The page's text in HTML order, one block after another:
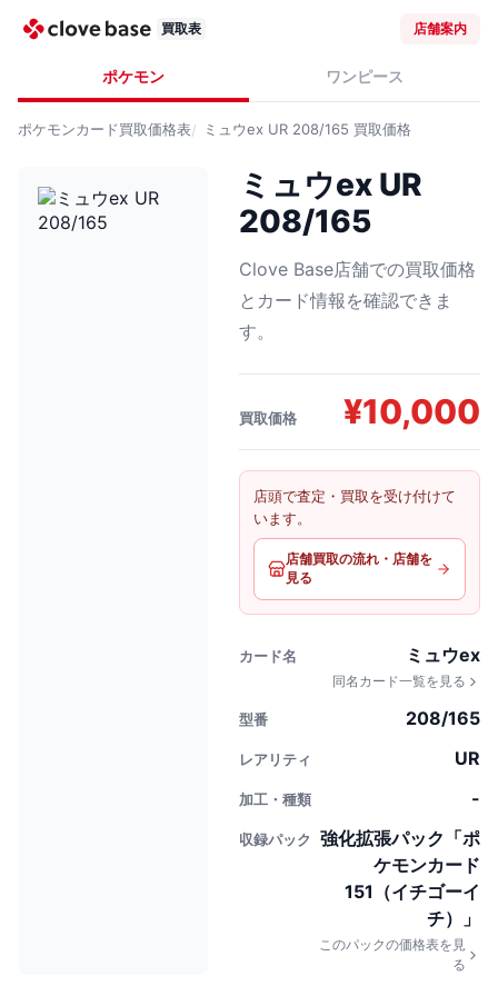
買取表 店舗案内
ポケモン ワンピース
ポケモンカード買取価格表 ミュウex UR 208/165 買取価格
ミュウex UR
208/165
Clove Base店舗での買取価格
とカード情報を確認できま
す。
買取価格 ¥10,000
店頭で査定・買取を受け付けて
います。
店舗買取の流れ・店舗を
見る
カード名 ミュウex
同名カード一覧を見る
型番 208/165
レアリティ UR
加工・種類 -
収録パック
強化拡張パック「ポ
ケモンカード
151（イチゴーイ
チ）」
このパックの価格表を見
る